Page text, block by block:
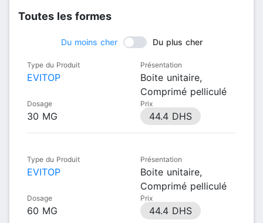
Toutes les formes
Du moins cher Du plus cher
Type du Produit
EVITOP
Présentation
Boite unitaire,
Comprimé pelliculé
Dosage
30 MG
Prix
44.4 DHS
Type du Produit
EVITOP
Présentation
Boite unitaire,
Comprimé pelliculé
Dosage
60 MG
Prix
44.4 DHS